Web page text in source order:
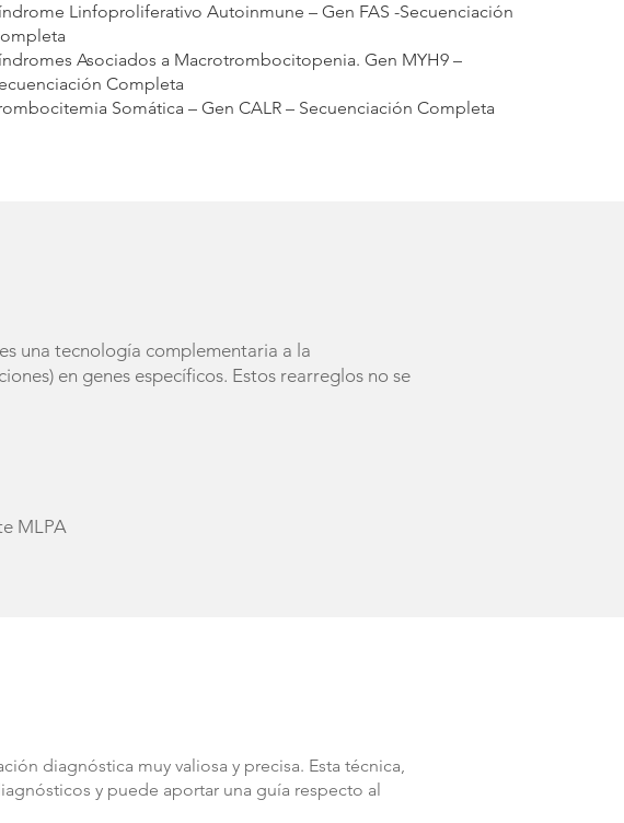
Linfoproliferativo Autoinmune – Gen FAS -Secuenciación
Asociados a Macrotrombocitopenia. Gen MYH9 –
Completa
Somática – Gen CALR – Secuenciación Completa
una tecnología complementaria a la
en genes específicos. Estos rearreglos no se
MLPA
diagnóstica muy valiosa y precisa. Esta técnica,
y puede aportar una guía respecto al